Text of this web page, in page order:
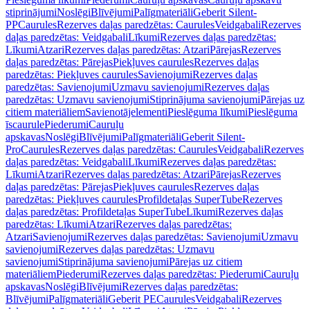
stiprinājumiNoslēgiBlīvējumiPalīgmateriāliGeberit Silent-
PPCaurulesRezerves daļas paredzētas: CaurulesVeidgabaliRezerves
daļas paredzētas: VeidgabaliLīkumiRezerves daļas paredzētas:
LīkumiAtzariRezerves daļas paredzētas: AtzariPārejasRezerves
daļas paredzētas: PārejasPiekļuves caurulesRezerves daļas
paredzētas: Piekļuves caurulesSavienojumiRezerves daļas
paredzētas: SavienojumiUzmavu savienojumiRezerves daļas
paredzētas: Uzmavu savienojumiStiprinājuma savienojumiPārejas uz
citiem materiāliemSavienotājelementiPieslēguma līkumiPieslēguma
īscaurulePiederumiCauruļu
apskavasNoslēgiBlīvējumiPalīgmateriāliGeberit Silent-
ProCaurulesRezerves daļas paredzētas: CaurulesVeidgabaliRezerves
daļas paredzētas: VeidgabaliLīkumiRezerves daļas paredzētas:
LīkumiAtzariRezerves daļas paredzētas: AtzariPārejasRezerves
daļas paredzētas: PārejasPiekļuves caurulesRezerves daļas
paredzētas: Piekļuves caurulesProfildetaļas SuperTubeRezerves
daļas paredzētas: Profildetaļas SuperTubeLīkumiRezerves daļas
paredzētas: LīkumiAtzariRezerves daļas paredzētas:
AtzariSavienojumiRezerves daļas paredzētas: SavienojumiUzmavu
savienojumiRezerves daļas paredzētas: Uzmavu
savienojumiStiprinājuma savienojumiPārejas uz citiem
materiāliemPiederumiRezerves daļas paredzētas: PiederumiCauruļu
apskavasNoslēgiBlīvējumiRezerves daļas paredzētas:
BlīvējumiPalīgmateriāliGeberit PECaurulesVeidgabaliRezerves